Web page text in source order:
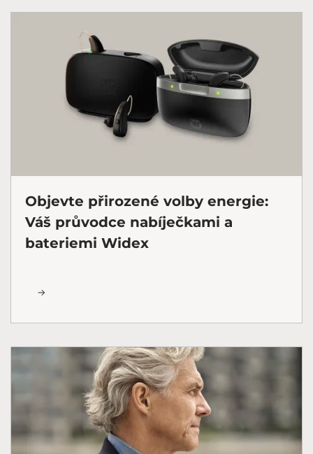
Objevte přirozené volby energie:
Váš průvodce nabíječkami a
bateriemi Widex